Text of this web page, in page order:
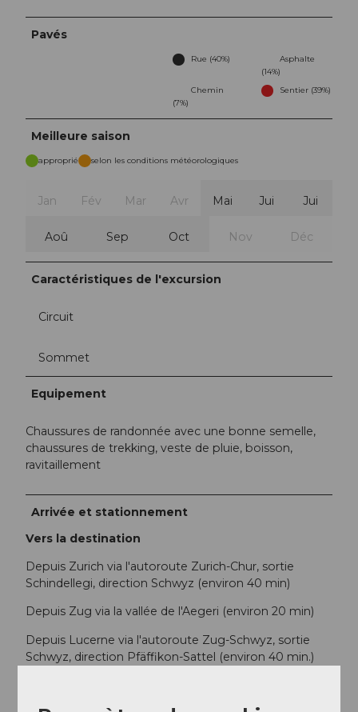
Pavés
Rue (40%)
Asphalte
(14%)
Chemin
(7%)
Sentier (39%)
Meilleure saison
approprié selon les conditions météorologiques
Jan Fév Mar Avr Mai Jui Jui
Aoû Sep Oct Nov Déc
Caractéristiques de l'excursion
Circuit
Sommet
Equipement
Chaussures de randonnée avec une bonne semelle,
chaussures de trekking, veste de pluie, boisson,
ravitaillement
Arrivée et stationnement
Vers la destination
Depuis Zurich via l'autoroute Zurich-Chur, sortie
Schindellegi, direction Schwyz (environ 40 min)
Depuis Zug via la vallée de l'Aegeri (environ 20 min)
Depuis Lucerne via l'autoroute Zug-Schwyz, sortie
Schwyz, direction Pfäffikon-Sattel (environ 40 min.)